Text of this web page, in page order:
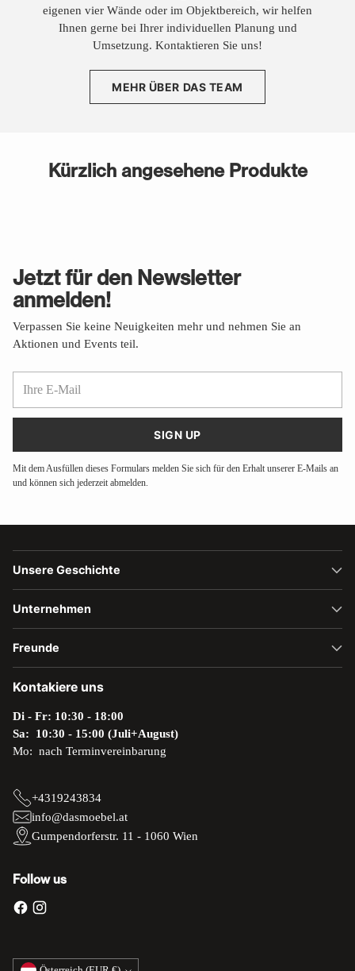
eigenen vier Wände oder im Objektbereich, wir helfen
Ihnen gerne bei Ihrer individuellen Planung und
Umsetzung. Kontaktieren Sie uns!
MEHR ÜBER DAS TEAM
Kürzlich angesehene Produkte
Jetzt für den Newsletter
anmelden!
Verpassen Sie keine Neuigkeiten mehr und nehmen Sie an
Aktionen und Events teil.
SIGN UP
Mit dem Ausfüllen dieses Formulars melden Sie sich für den Erhalt unserer E-Mails an
und können sich jederzeit abmelden.
Unsere Geschichte
Unternehmen
Freunde
Kontakiere uns
Di - Fr: 10:30 - 18:00
Sa: 10:30 - 15:00 (Juli+August)
Mo: nach Terminvereinbarung
+4319243834
info@dasmoebel.at
Gumpendorferstr. 11 - 1060 Wien
Follow us
Währung